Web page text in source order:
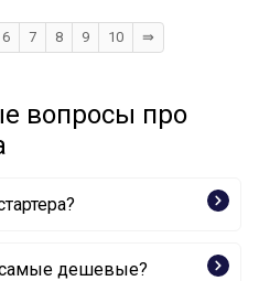
6 7 8 9 10 ⇛
вопросы про
самые дешевые?